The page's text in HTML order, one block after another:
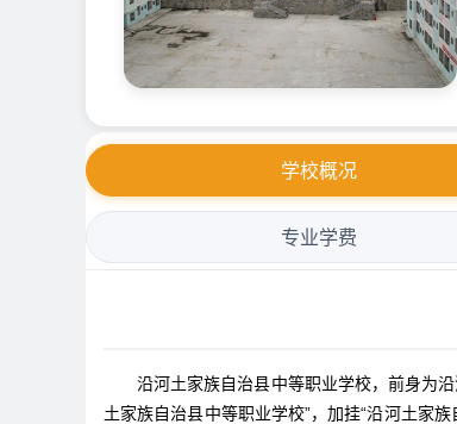
学校概况
专业学费
沿河土家族自治县中等职业学校，前身为沿
土家族自治县中等职业学校”，加挂“沿河土家